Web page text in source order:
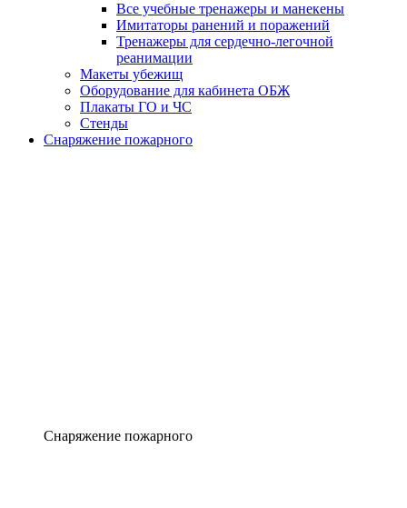
Все учебные тренажеры и манекены
Имитаторы ранений и поражений
Тренажеры для сердечно-легочной
реанимации
Макеты убежищ
Оборудование для кабинета ОБЖ
Плакаты ГО и ЧС
Стенды
Снаряжение пожарного
Снаряжение пожарного